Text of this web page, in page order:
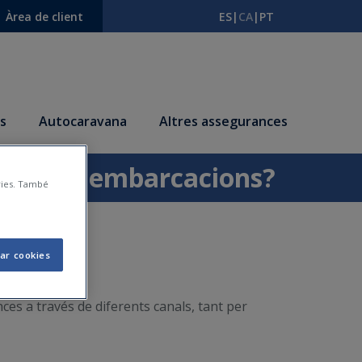
Àrea de client ES| CA| PT
Autocaravana Altres assegurances
d'embarcacions?
a través de diferents canals, tant per
També
cookies